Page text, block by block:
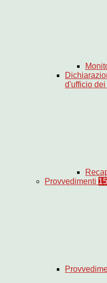
d'ufficio dei
Provvedimenti